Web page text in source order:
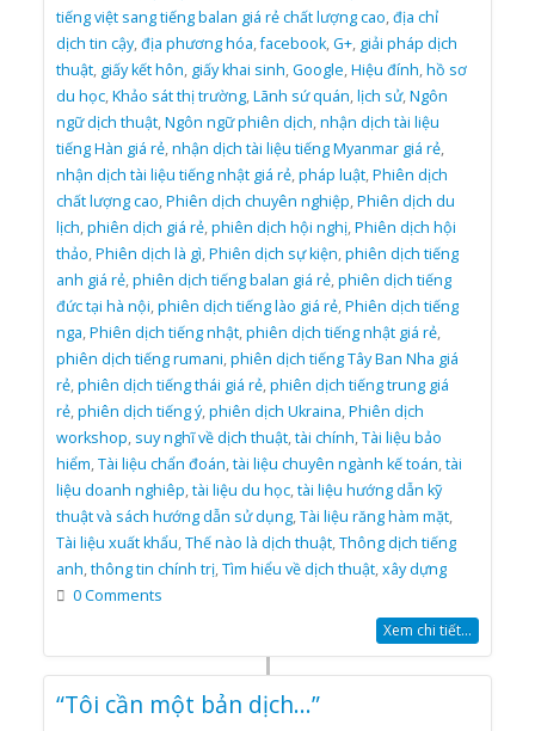
tiếng việt sang tiếng balan giá rẻ chất lượng cao,địa chỉ
dịch tin cậy,địa phương hóa,facebook,G+, giải pháp dịch
thuật, giấy kết hôn, giấy khai sinh,Google,Hiệu đính,hồ sơ
du học,Khảo sát thị trường,Lãnh sứ quán,lịch sử,Ngôn
ngữ dịch thuật,Ngôn ngữ phiên dịch,nhận dịch tài liệu
tiếng Hàn giá rẻ,nhận dịch tài liệu tiếng Myanmar giá rẻ,
nhận dịch tài liệu tiếng nhật giá rẻ,pháp luật,Phiên dịch
chất lượng cao,Phiên dịch chuyên nghiệp,Phiên dịch du
lịch,phiên dịch giá rẻ,phiên dịch hội nghị,Phiên dịch hội
thảo,Phiên dịch là gì,Phiên dịch sự kiện,phiên dịch tiếng
anh giá rẻ,phiên dịch tiếng balan giá rẻ,phiên dịch tiếng
đức tại hà nội,phiên dịch tiếng lào giá rẻ,Phiên dịch tiếng
nga,Phiên dịch tiếng nhật,phiên dịch tiếng nhật giá rẻ,
phiên dịch tiếng rumani,phiên dịch tiếng Tây Ban Nha giá
rẻ,phiên dịch tiếng thái giá rẻ,phiên dịch tiếng trung giá
rẻ,phiên dịch tiếng ý,phiên dịch Ukraina,Phiên dịch
workshop, suy nghĩ về dịch thuật,tài chính,Tài liệu bảo
hiểm,Tài liệu chẩn đoán,tài liệu chuyên ngành kế toán,tài
liệu doanh nghiêp,tài liệu du học,tài liệu hướng dẫn kỹ
thuật và sách hướng dẫn sử dụng,Tài liệu răng hàm mặt,
Tài liệu xuất khẩu,Thế nào là dịch thuật,Thông dịch tiếng
anh,thông tin chính trị,Tìm hiểu về dịch thuật,xây dựng
0 Comments
Xem chi tiết...
“Tôi cần một bản dịch…”